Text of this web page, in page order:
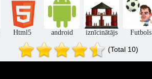
Arkādija
ballistika
Saw Pop Master
Html5 android iznīcinātājs Futbols
(Total 10)